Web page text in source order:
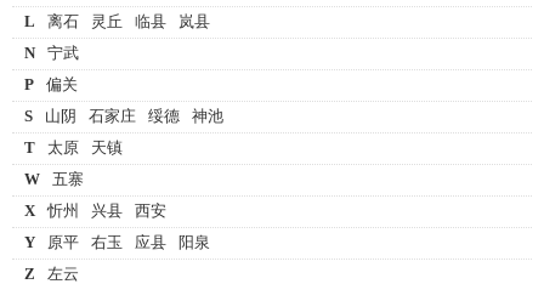
L
离石 灵丘 临县
岚县
N
宁武
P
偏关
S
山阴 石家庄 绥德
神池
T
太原
天镇
W
五寨
X
忻州 兴县
西安
Y
原平 右玉 应县
阳泉
Z
左云